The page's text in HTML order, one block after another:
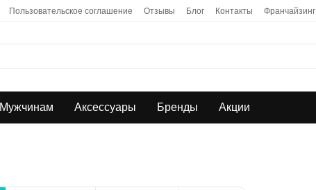
Пользовательское соглашение Отзывы Блог Контакты Франчайзинг
Мужчинам Аксессуары Бренды Акции